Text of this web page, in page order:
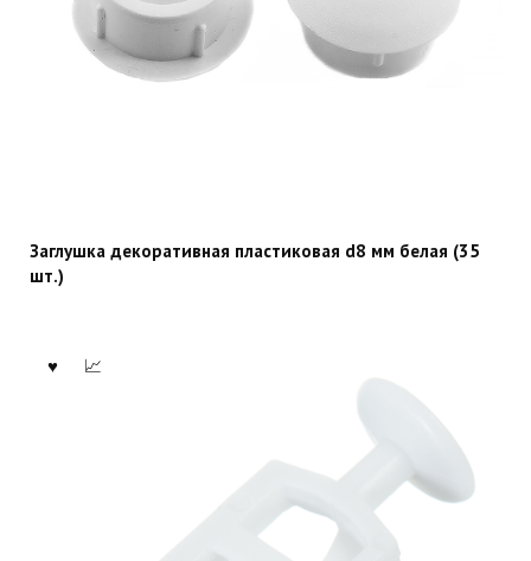
Заглушка декоративная пластиковая d8 мм белая (35
шт.)